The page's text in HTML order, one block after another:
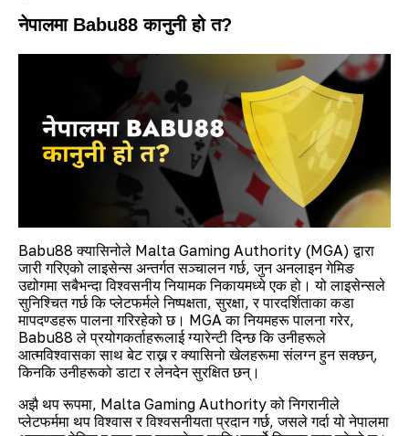
नेपालमा Babu88 कानुनी हो त?
Babu88 क्यासिनोले Malta Gaming Authority (MGA) द्वारा
जारी गरिएको लाइसेन्स अन्तर्गत सञ्चालन गर्छ, जुन अनलाइन गेमिङ
उद्योगमा सबैभन्दा विश्वसनीय नियामक निकायमध्ये एक हो। यो लाइसेन्सले
सुनिश्चित गर्छ कि प्लेटफर्मले निष्पक्षता, सुरक्षा, र पारदर्शिताका कडा
मापदण्डहरू पालना गरिरहेको छ। MGA का नियमहरू पालना गरेर,
Babu88 ले प्रयोगकर्ताहरूलाई ग्यारेन्टी दिन्छ कि उनीहरूले
आत्मविश्वासका साथ बेट राख्न र क्यासिनो खेलहरूमा संलग्न हुन सक्छन्,
किनकि उनीहरूको डाटा र लेनदेन सुरक्षित छन्।
अझै थप रूपमा, Malta Gaming Authority को निगरानीले
प्लेटफर्ममा थप विश्वास र विश्वसनीयता प्रदान गर्छ, जसले गर्दा यो नेपालमा